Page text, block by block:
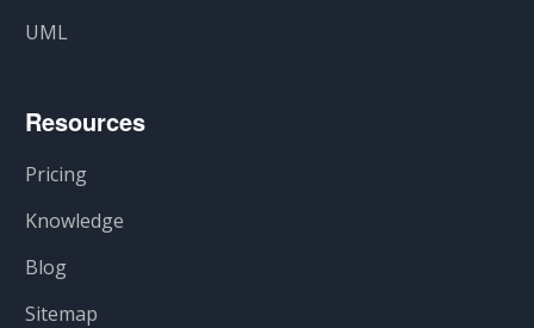
UML
Resources
Pricing
Knowledge
Blog
Sitemap